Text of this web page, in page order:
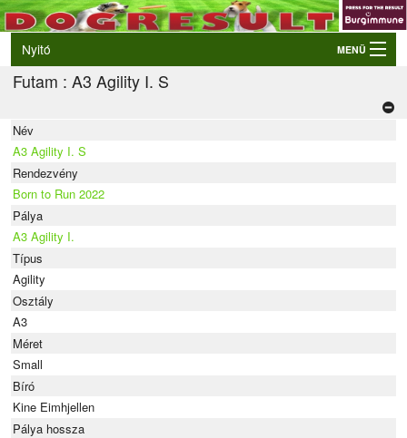
Nyitó MENÜ
Belépés
Élő eredmények
Kutyák
Tulajdonosok/Felvezetők
Futam : A3 Agility I. S
Név
A3 Agility I. S
Rendezvény
Born to Run 2022
Pálya
A3 Agility I.
Típus
Agility
Osztály
A3
Méret
Small
Bíró
Kine Eimhjellen
Pálya hossza